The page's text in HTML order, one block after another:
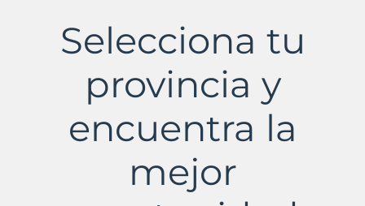
Municipio
Murbalands
Selecciona tu
provincia y
encuentra la
mejor